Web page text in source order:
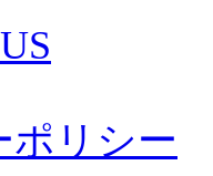
ポリシー